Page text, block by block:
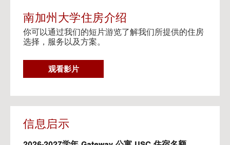
A
P
V
i
d
e
南加州大学住房介绍
你可以通过我们的短片游览了解我们所提供的住房
选择，服务以及方案。
G
O
O
U
S
观看影片
信息启示